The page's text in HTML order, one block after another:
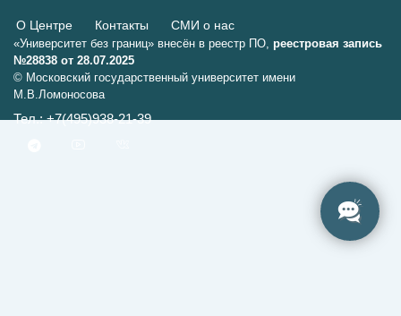
О Центре Контакты СМИ о нас
«Университет без границ» внесён в реестр ПО, реестровая запись
№28838 от 28.07.2025
© Московский государственный университет имени
М.В.Ломоносова
Тел.: +7(495)938-21-39